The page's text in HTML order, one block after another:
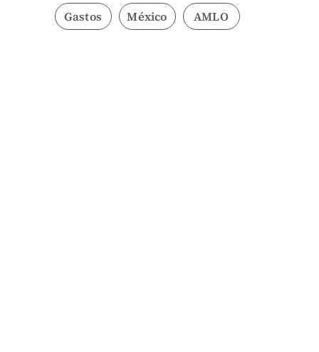
Gastos México AMLO